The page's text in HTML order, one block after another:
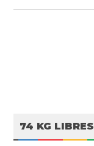
74 KG LIBRES